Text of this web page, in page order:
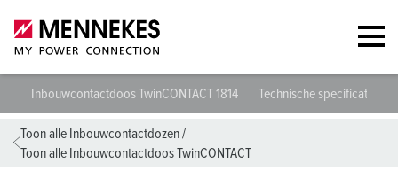
Inbouwcontactdoos TwinCONTACT 1814 Technische specificaties
Toon alle Inbouwcontactdozen/
Toon alle Inbouwcontactdoos TwinCONTACT